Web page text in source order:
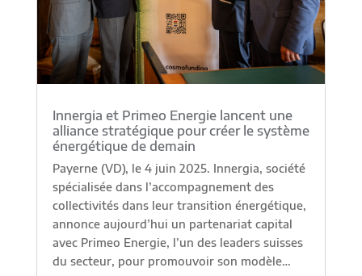
Innergia et Primeo Energie lancent une
alliance stratégique pour créer le système
énergétique de demain
Payerne (VD), le 4 juin 2025. Innergia, société
spécialisée dans l’accompagnement des
collectivités dans leur transition énergétique,
annonce aujourd’hui un partenariat capital
avec Primeo Energie, l’un des leaders suisses
du secteur, pour promouvoir son modèle…